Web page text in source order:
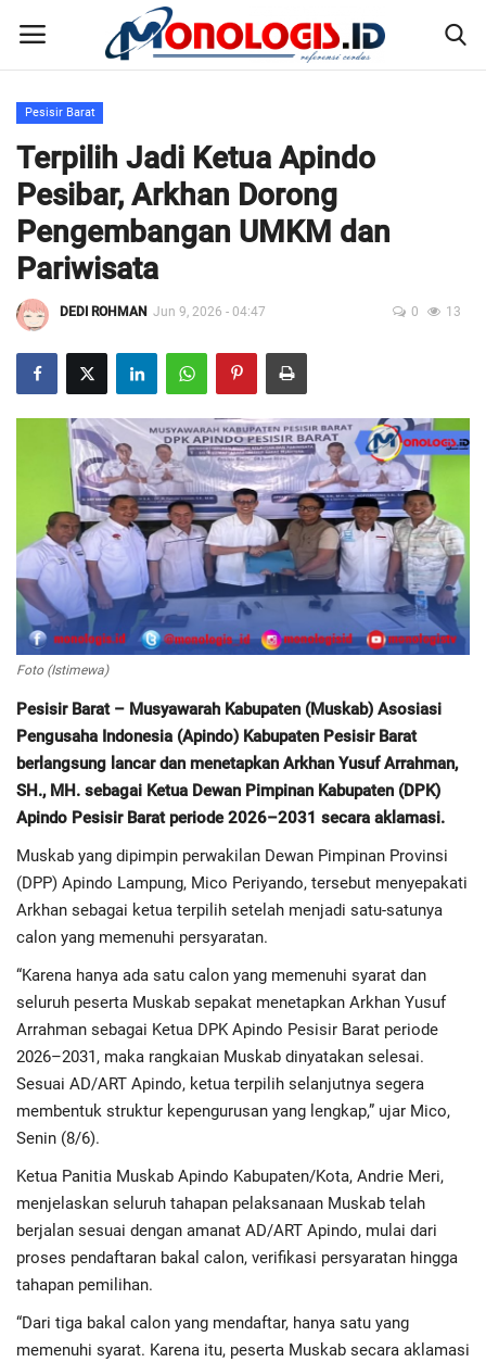
Home
Kontak
Disclaimer
Susunan Redaksi
Pedoman Pemberitaan Media Siber
Nusantara
Regional
Pendidikan
Ekonomi
Olahraga
Wisata
Politik
Hukum & Kriminal
Internasional
Advertorial
Monologis TV
Kopilogis
Pesisir Barat
Terpilih Jadi Ketua Apindo
Pesibar, Arkhan Dorong
Pengembangan UMKM dan
Pariwisata
DEDI ROHMAN Jun 9, 2026 - 04:47 0 13
Foto (Istimewa)
Pesisir Barat – Musyawarah Kabupaten (Muskab) Asosiasi
Pengusaha Indonesia (Apindo) Kabupaten Pesisir Barat
berlangsung lancar dan menetapkan Arkhan Yusuf Arrahman,
SH., MH. sebagai Ketua Dewan Pimpinan Kabupaten (DPK)
Apindo Pesisir Barat periode 2026–2031 secara aklamasi.
Muskab yang dipimpin perwakilan Dewan Pimpinan Provinsi
(DPP) Apindo Lampung, Mico Periyando, tersebut menyepakati
Arkhan sebagai ketua terpilih setelah menjadi satu-satunya
calon yang memenuhi persyaratan.
“Karena hanya ada satu calon yang memenuhi syarat dan
seluruh peserta Muskab sepakat menetapkan Arkhan Yusuf
Arrahman sebagai Ketua DPK Apindo Pesisir Barat periode
2026–2031, maka rangkaian Muskab dinyatakan selesai.
Sesuai AD/ART Apindo, ketua terpilih selanjutnya segera
membentuk struktur kepengurusan yang lengkap,” ujar Mico,
Senin (8/6).
Ketua Panitia Muskab Apindo Kabupaten/Kota, Andrie Meri,
menjelaskan seluruh tahapan pelaksanaan Muskab telah
berjalan sesuai dengan amanat AD/ART Apindo, mulai dari
proses pendaftaran bakal calon, verifikasi persyaratan hingga
tahapan pemilihan.
“Dari tiga bakal calon yang mendaftar, hanya satu yang
memenuhi syarat. Karena itu, peserta Muskab secara aklamasi